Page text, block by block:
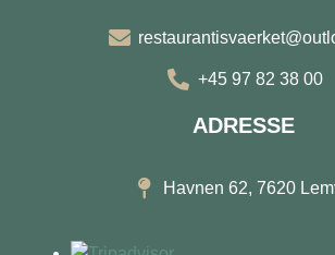
+45 97 82 38 00
ADRESSE
Havnen 62, 7620